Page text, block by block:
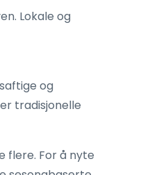
Lokale og
og
tradisjonelle
flere. For å nyte